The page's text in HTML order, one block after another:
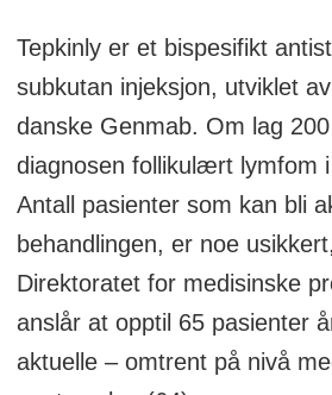
Tepkinly er et bispesifikt
subkutan injeksjon, utviklet
danske Genmab. Om lag
diagnosen follikulært lymfom
Antall pasienter som kan bli
behandlingen, er noe
Direktoratet for medisinske
anslår at opptil 65 pasienter
aktuelle – omtrent på nivå